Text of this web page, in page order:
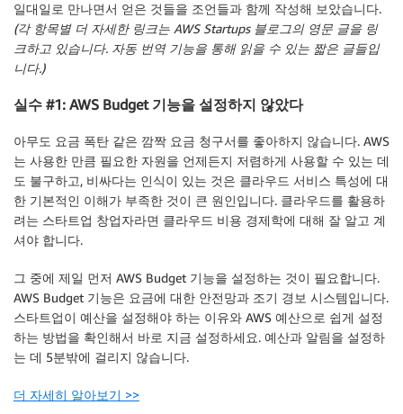
일대일로 만나면서 얻은 것들을 조언들과 함께 작성해 보았습니다.
(각 항목별 더 자세한 링크는 AWS Startups 블로그의 영문 글을 링
크하고 있습니다. 자동 번역 기능을 통해 읽을 수 있는 짧은 글들입
니다.)
실수 #1: AWS Budget 기능을 설정하지 않았다
아무도 요금 폭탄 같은 깜짝 요금 청구서를 좋아하지 않습니다. AWS
는 사용한 만큼 필요한 자원을 언제든지 저렴하게 사용할 수 있는 데
도 불구하고, 비싸다는 인식이 있는 것은 클라우드 서비스 특성에 대
한 기본적인 이해가 부족한 것이 큰 원인입니다. 클라우드를 활용하
려는 스타트업 창업자라면 클라우드 비용 경제학에 대해 잘 알고 계
셔야 합니다.
그 중에 제일 먼저 AWS Budget 기능을 설정하는 것이 필요합니다.
AWS Budget 기능은 요금에 대한 안전망과 조기 경보 시스템입니다.
스타트업이 예산을 설정해야 하는 이유와 AWS 예산으로 쉽게 설정
하는 방법을 확인해서 바로 지금 설정하세요. 예산과 알림을 설정하
는 데 5분밖에 걸리지 않습니다.
더 자세히 알아보기 >>